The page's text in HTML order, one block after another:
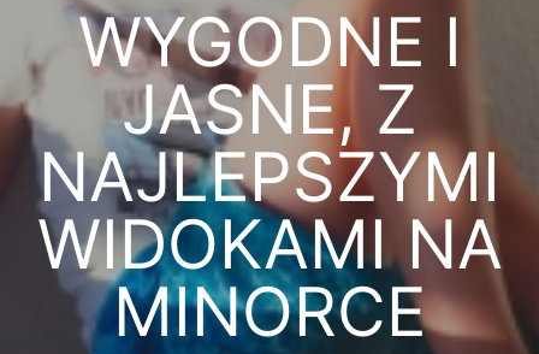
WYGODNE I
JASNE, Z
NAJLEPSZYMI
WIDOKAMI NA
MINORCE